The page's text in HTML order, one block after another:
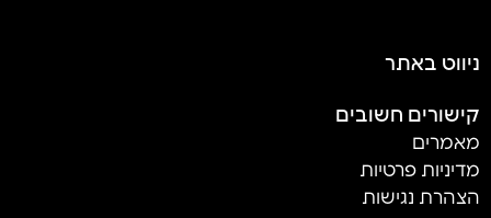
ניווט באתר
קישורים חשובים
מאמרים
מדיניות פרטיות
הצהרת נגישות